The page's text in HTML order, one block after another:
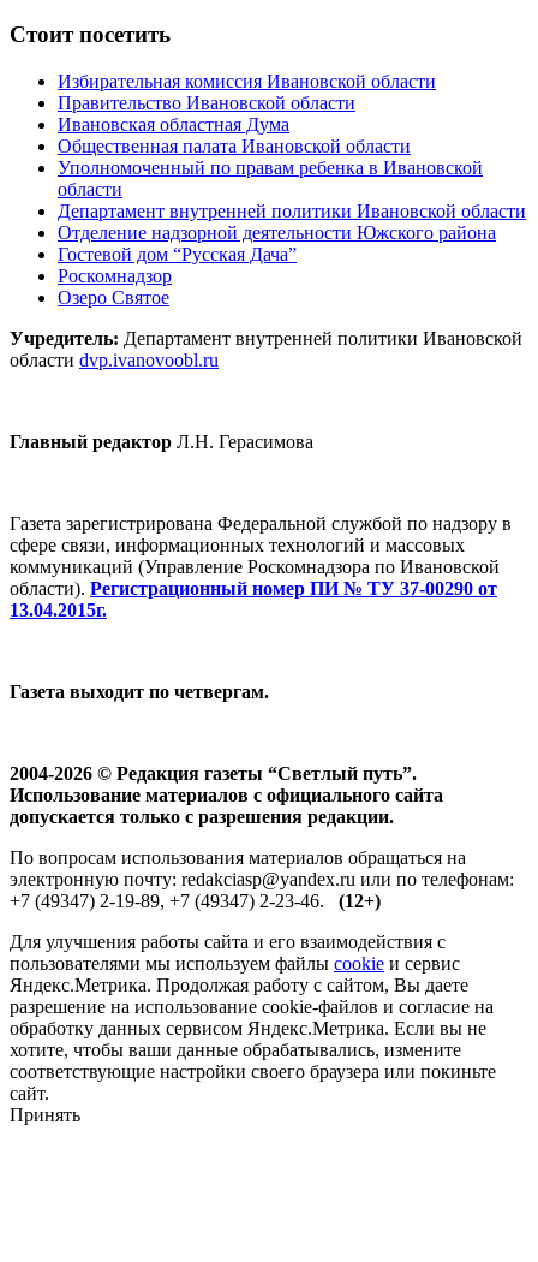
Стоит посетить
Избирательная комиссия Ивановской области
Правительство Ивановской области
Ивановская областная Дума
Общественная палата Ивановской области
Уполномоченный по правам ребенка в Ивановской
области
Департамент внутренней политики Ивановской области
Отделение надзорной деятельности Южского района
Гостевой дом “Русская Дача”
Роскомнадзор
Озеро Святое
Учредитель: Департамент внутренней политики Ивановской
области dvp.ivanovoobl.ru
Главный редактор Л.Н. Герасимова
Газета зарегистрирована Федеральной службой по надзору в
сфере связи, информационных технологий и массовых
коммуникаций (Управление Роскомнадзора по Ивановской
области). Регистрационный номер ПИ № ТУ 37-00290 от
13.04.2015г.
Газета выходит по четвергам.
2004-2026 © Редакция газеты “Светлый путь”.
Использование материалов с официального сайта
допускается только с разрешения редакции.
По вопросам использования материалов обращаться на
электронную почту: redakciasp@yandex.ru или по телефонам:
+7 (49347) 2-19-89, +7 (49347) 2-23-46. (12+)
Для улучшения работы сайта и его взаимодействия с
пользователями мы используем файлы cookie и сервис
Яндекс.Метрика. Продолжая работу с сайтом, Вы даете
разрешение на использование cookie-файлов и согласие на
обработку данных сервисом Яндекс.Метрика. Если вы не
хотите, чтобы ваши данные обрабатывались, измените
соответствующие настройки своего браузера или покиньте
сайт.
Принять